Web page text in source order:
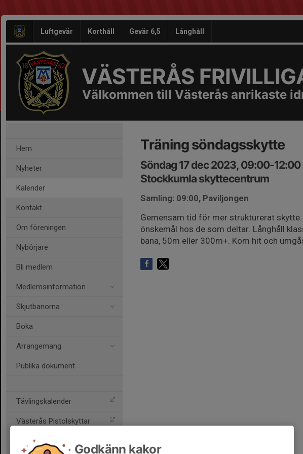
Luftgevär Korthåll Gevär 6,5 Långhåll
VÄSTERÅS
Välkommen till Västerås anrikaste
Hem
Nyheter
Kalender
Kontakt
Om föreningen
Nybörjare
Bli medlem
Medlemsinformation
Skjutbanorna
Boka
Arrangemang
Publika dokument
Tävlingskalender
Västerås Pistolskyttar
Skultuna Skytteförening
Träning söndagsskytte
Söndag 17 dec 2023, 09:00-12:00
Stockkumla skyttecentrum
Samling: 09:00, Paviljongen
Gemensam tid för mer strukturerat
önskemål hos de som deltar. Långhåll
bana, 50m eller 300m+. Kom hit och
Godkänn kakor